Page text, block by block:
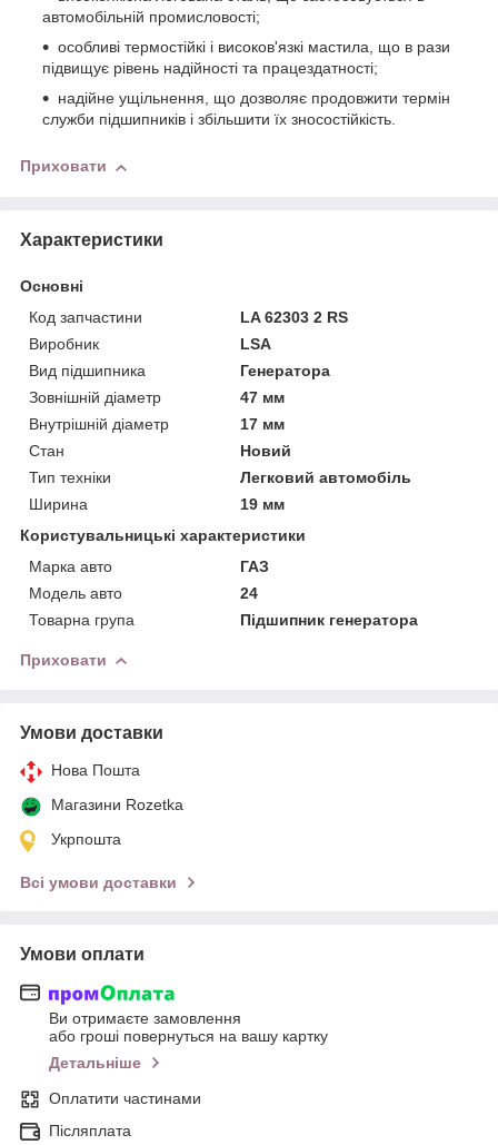
автомобільній промисловості;
особливі термостійкі і високов'язкі мастила, що в рази
підвищує рівень надійності та працездатності;
надійне ущільнення, що дозволяє продовжити термін
служби підшипників і збільшити їх зносостійкість.
Приховати
Характеристики
Основні
Код запчастини
LA 62303 2 RS
Виробник
LSA
Вид підшипника
Генератора
Зовнішній діаметр
47 мм
Внутрішній діаметр
17 мм
Стан
Новий
Тип техніки
Легковий автомобіль
Ширина
19 мм
Користувальницькі характеристики
Марка авто
ГАЗ
Модель авто
24
Товарна група
Підшипник генератора
Приховати
Умови доставки
Нова Пошта
Магазини Rozetka
Укрпошта
Всі умови доставки
Умови оплати
Ви отримаєте замовлення
або гроші повернуться на вашу картку
Детальніше
Оплатити частинами
Післяплата